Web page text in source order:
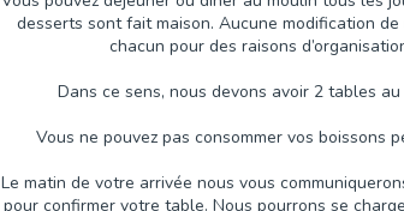
desserts sont fait maison. Aucune modification
chacun pour des raisons
Dans ce sens, nous devons avoir 2 tables
Vous ne pouvez pas consommer vos boissons
Le matin de votre arrivée nous vous
pour confirmer votre table. Nous pourrons se